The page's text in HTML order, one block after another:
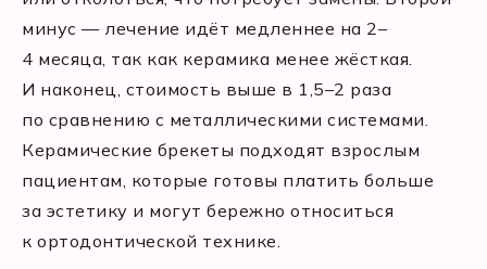
минус — лечение идёт медленнее на 2–
4 месяца, так как керамика менее жёсткая.
И наконец, стоимость выше в 1,5–2 раза
по сравнению с металлическими системами.
Керамические брекеты подходят взрослым
пациентам, которые готовы платить больше
за эстетику и могут бережно относиться
к ортодонтической технике.